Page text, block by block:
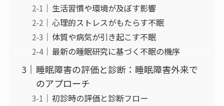
生活習慣や環境が及ぼす影響
心理的ストレスがもたらす不眠
体質や病気が引き起こす不眠
最新の睡眠研究に基づく不眠の機序
睡眠障害の評価と診断：睡眠障害外来で
のアプローチ
初診時の評価と診断フロー